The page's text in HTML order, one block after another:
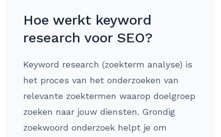
Hoe werkt keyword
research voor SEO?
Keyword research (zoekterm analyse) is
het proces van het onderzoeken van
relevante zoektermen waarop doelgroep
zoeken naar jouw diensten. Grondig
zoekwoord onderzoek helpt je om